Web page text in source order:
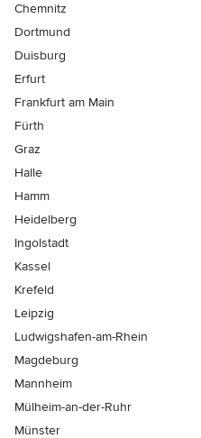
Chemnitz
Dortmund
Duisburg
Erfurt
Frankfurt am Main
Fürth
Graz
Halle
Hamm
Heidelberg
Ingolstadt
Kassel
Krefeld
Leipzig
Ludwigshafen-am-Rhein
Magdeburg
Mannheim
Mülheim-an-der-Ruhr
Münster